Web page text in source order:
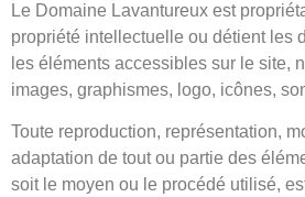
Le Domaine Lavantureux est
propriété intellectuelle ou détient les
les éléments accessibles sur le site,
images, graphismes, logo, icônes,
Toute reproduction, représentation,
adaptation de tout ou partie des
soit le moyen ou le procédé utilisé,